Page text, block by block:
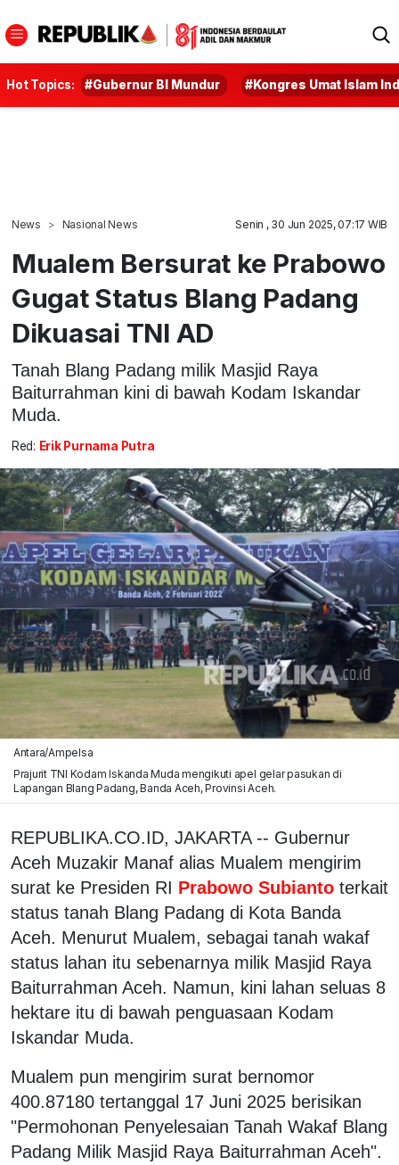
Hot Topics: #Gubernur BI Mundur #Kongres Umat Islam
News Nasional News Senin , 30 Jun 2025, 07:17 WIB
Mualem Bersurat ke Prabowo
Gugat Status Blang Padang
Dikuasai TNI AD
Tanah Blang Padang milik Masjid Raya
Baiturrahman kini di bawah Kodam Iskandar
Muda.
Red: Erik Purnama Putra
Antara/Ampelsa
Prajurit TNI Kodam Iskanda Muda mengikuti apel gelar pasukan di
Lapangan Blang Padang, Banda Aceh, Provinsi Aceh.
REPUBLIKA.CO.ID, JAKARTA -- Gubernur
Aceh Muzakir Manaf alias Mualem mengirim
surat ke Presiden RI Prabowo Subianto terkait
status tanah Blang Padang di Kota Banda
Aceh. Menurut Mualem, sebagai tanah wakaf
status lahan itu sebenarnya milik Masjid Raya
Baiturrahman Aceh. Namun, kini lahan seluas 8
hektare itu di bawah penguasaan Kodam
Iskandar Muda.
Mualem pun mengirim surat bernomor
400.87180 tertanggal 17 Juni 2025 berisikan
"Permohonan Penyelesaian Tanah Wakaf Blang
Padang Milik Masjid Raya Baiturrahman Aceh".